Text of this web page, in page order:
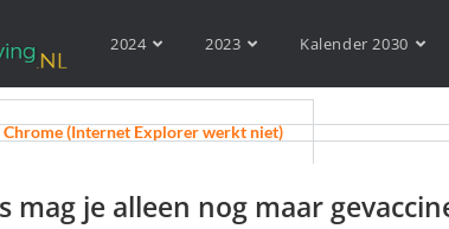
2024 2023 Kalender 2030
(Internet Explorer werkt niet)
mag je alleen nog maar